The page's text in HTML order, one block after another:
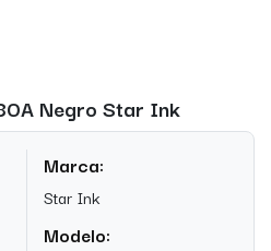
Negro Star Ink
Marca:
Star Ink
Modelo: